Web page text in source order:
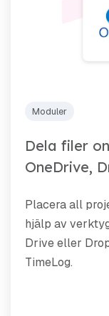
Moduler
Dela filer
OneDrive,
Placera all
hjälp av
Drive eller
TimeLog.